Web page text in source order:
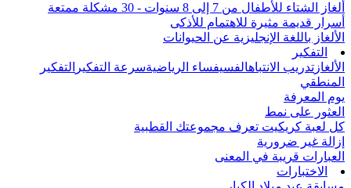
ألغاز الشتاء للأطفال من 7 إلى 8 سنوات - 30 مشكلة ممتعة
أسرار قديمة مثيرة للاهتمام للأذكى
الألغاز باللغة الإنجليزية عن الحيوانات
التفكير
الألغاز تدريب الانتباهالفسيفساء الرياضيةسرعة التفكير التفكير
المنطقي
يوم المعرفة
العثور على نمط
كل لعبة كريكيت تعرف مجموعتك القطبية
إزالة غير ضرورية
العبارات قريبة في المعنى
الاختبارات